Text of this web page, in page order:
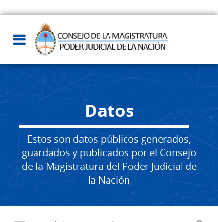
Datos
Estos son datos públicos generados,
guardados y publicados por el Consejo
de la Magistratura del Poder Judicial de
la Nación